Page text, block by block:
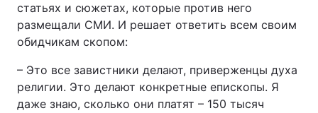
статьях и сюжетах, которые против него
размещали СМИ. И решает ответить всем своим
обидчикам скопом:
– Это все завистники делают, приверженцы духа
религии. Это делают конкретные епископы. Я
даже знаю, сколько они платят – 150 тысяч